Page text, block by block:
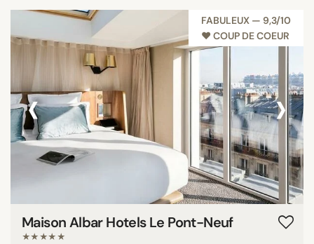
FABULEUX — 9,3/10
♥︎ COUP DE COEUR
‹ ›
Maison Albar Hotels Le Pont-Neuf
★★★★★